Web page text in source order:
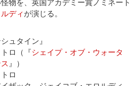
ディ が演じる。
ュタイン』
ロ（『シェイプ・オブ・ウォータ
』）
ロ